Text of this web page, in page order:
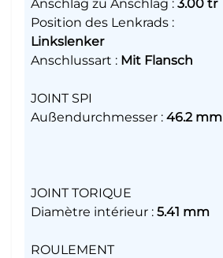
Anschlag zu Anschlag : 3.00 tr
Position des Lenkrads :
Linkslenker
Anschlussart : Mit Flansch
JOINT SPI
Außendurchmesser : 46.2 mm
JOINT TORIQUE
Diamètre intérieur : 5.41 mm
ROULEMENT